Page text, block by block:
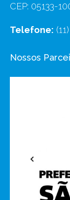
CEP: 05133-
Telefone:
Nossos